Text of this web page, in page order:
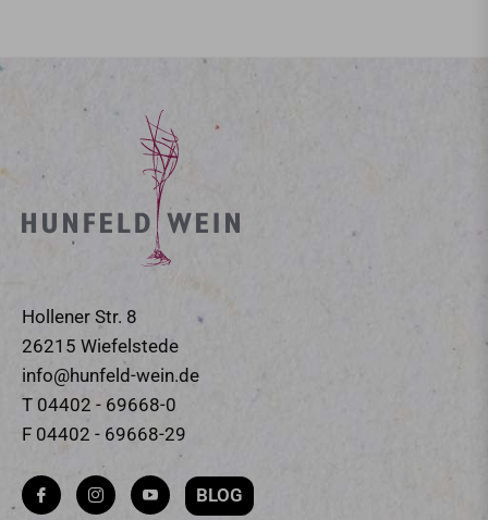
Hollener Str. 8
26215 Wiefelstede
info@hunfeld-wein.de
T 04402 - 69668-0
F 04402 - 69668-29
Fb Ins You
BLOG